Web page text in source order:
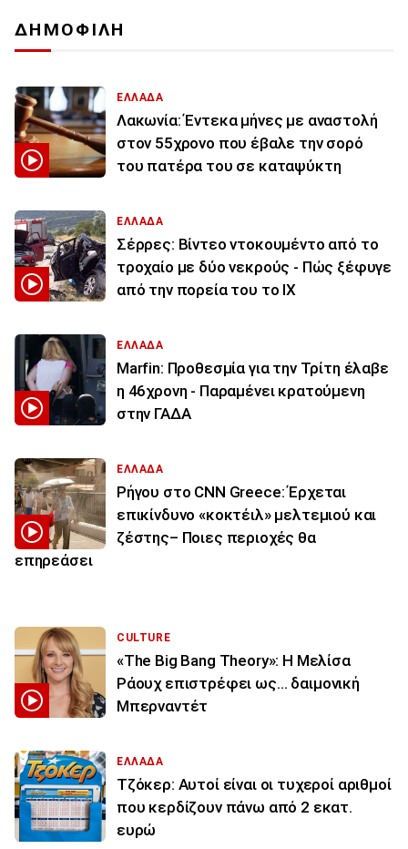
ΔΗΜΟΦΙΛΗ
ΕΛΛΑΔΑ
Λακωνία: Έντεκα μήνες με αναστολή
στον 55χρονο που έβαλε την σορό
του πατέρα του σε καταψύκτη
ΕΛΛΑΔΑ
Σέρρες: Βίντεο ντοκουμέντο από το
τροχαίο με δύο νεκρούς - Πώς ξέφυγε
από την πορεία του το ΙΧ
ΕΛΛΑΔΑ
Marfin: Προθεσμία για την Τρίτη έλαβε
η 46χρονη - Παραμένει κρατούμενη
στην ΓΑΔΑ
ΕΛΛΑΔΑ
Ρήγου στο CNN Greece: Έρχεται
επικίνδυνο «κοκτέιλ» μελτεμιού και
ζέστης– Ποιες περιοχές θα
επηρεάσει
CULTURE
«The Big Bang Theory»: Η Μελίσα
Ράουχ επιστρέφει ως… δαιμονική
Μπερναντέτ
ΕΛΛΑΔΑ
Τζόκερ: Αυτοί είναι οι τυχεροί αριθμοί
που κερδίζουν πάνω από 2 εκατ.
ευρώ